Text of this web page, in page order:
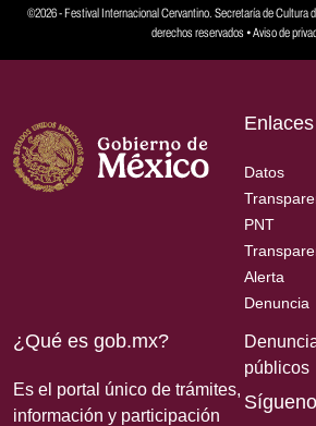
©2026 - Festival Internacional Cervantino. Secretaría de Cultura
derechos reservados •Aviso de
Enlaces
Datos
PNT
Alerta
Denuncia
¿Qué es gob.mx?
Es el portal único de trámites,
información y participación
públicos